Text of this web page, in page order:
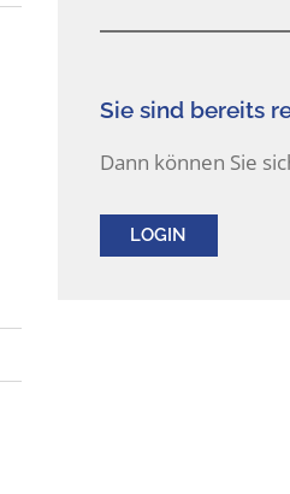
Sie sind bereits
Dann können Sie
LOGIN